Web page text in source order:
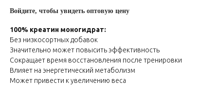
Войдите, чтобы увидеть оптовую цену
100% креатин моногидрат:
Без низкосортных добавок
Значительно может повысить эффективность
Сокращает время восстановления после тренировки
Влияет на энергетический метаболизм
Может привести к увеличению веса